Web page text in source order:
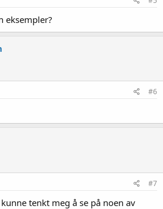
eksempler?
#6
#7
tenkt meg å se på noen av